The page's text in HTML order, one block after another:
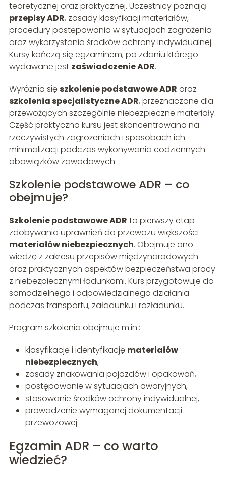
teoretycznej oraz praktycznej. Uczestnicy poznają
przepisy ADR, zasady klasyfikacji materiałów,
procedury postępowania w sytuacjach zagrożenia
oraz wykorzystania środków ochrony indywidualnej.
Kursy kończą się egzaminem, po zdaniu którego
wydawane jest zaświadczenie ADR.
Wyróżnia sięszkolenie podstawowe ADR oraz
szkolenia specjalistyczne ADR, przeznaczone dla
przewożących szczególnie niebezpieczne materiały.
Część praktyczna kursu jest skoncentrowana na
rzeczywistych zagrożeniach i sposobach ich
minimalizacji podczas wykonywania codziennych
obowiązków zawodowych.
Szkolenie podstawowe ADR – co
obejmuje?
Szkolenie podstawowe ADR to pierwszy etap
zdobywania uprawnień do przewozu większości
materiałów niebezpiecznych. Obejmuje ono
wiedzę z zakresu przepisów międzynarodowych
oraz praktycznych aspektów bezpieczeństwa pracy
z niebezpiecznymi ładunkami. Kurs przygotowuje do
samodzielnego i odpowiedzialnego działania
podczas transportu, załadunku i rozładunku.
Program szkolenia obejmuje m.in.:
klasyfikację i identyfikację materiałów
niebezpiecznych,
zasady znakowania pojazdów i opakowań,
postępowanie w sytuacjach awaryjnych,
stosowanie środków ochrony indywidualnej,
prowadzenie wymaganej dokumentacji
przewozowej.
Egzamin ADR – co warto
wiedzieć?